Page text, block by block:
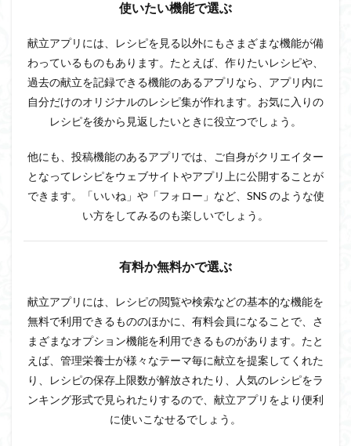
使いたい機能で選ぶ
献立アプリには、レシピを見る以外にもさまざまな機能が備
わっているものもあります。たとえば、作りたいレシピや、
過去の献立を記録できる機能のあるアプリなら、アプリ内に
自分だけのオリジナルのレシピ集が作れます。お気に入りの
レシピを後から見返したいときに役立つでしょう。
他にも、投稿機能のあるアプリでは、ご自身がクリエイター
となってレシピをウェブサイトやアプリ上に公開することが
できます。「いいね」や「フォロー」など、SNS のような使
い方をしてみるのも楽しいでしょう。
有料か無料かで選ぶ
献立アプリには、レシピの閲覧や検索などの基本的な機能を
無料で利用できるもののほかに、有料会員になることで、さ
まざまなオプション機能を利用できるものがあります。たと
えば、管理栄養士が様々なテーマ毎に献立を提案してくれた
り、レシピの保存上限数が解放されたり、人気のレシピをラ
ンキング形式で見られたりするので、献立アプリをより便利
に使いこなせるでしょう。